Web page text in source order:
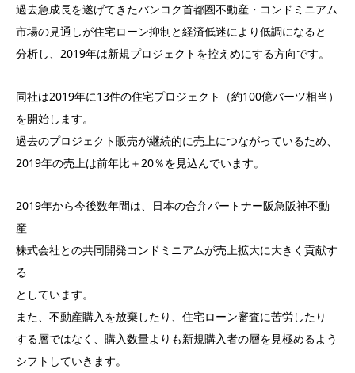
過去急成長を遂げてきたバンコク首都圏不動産・コンドミニアム
市場の見通しが住宅ローン抑制と経済低迷により低調になると
分析し、2019年は新規プロジェクトを控えめにする方向です。
同社は2019年に13件の住宅プロジェクト（約100億バーツ相当）
を開始します。
過去のプロジェクト販売が継続的に売上につながっているため、
2019年の売上は前年比＋20％を見込んでいます。
2019年から今後数年間は、日本の合弁パートナー阪急阪神不動
産
株式会社との共同開発コンドミニアムが売上拡大に大きく貢献す
る
としています。
また、不動産購入を放棄したり、住宅ローン審査に苦労したり
する層ではなく、購入数量よりも新規購入者の層を見極めるよう
シフトしていきます。